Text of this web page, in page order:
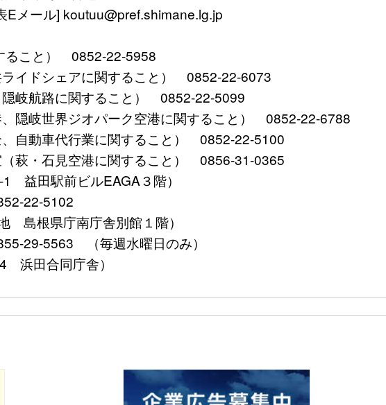
メール] koutuu@pref.shimane.lg.jp
ること） 0852-22-5958
ライドシェアに関すること） 0852-22-6073
隠岐航路に関すること） 0852-22-5099
、隠岐世界ジオパーク空港に関すること） 0852-22-6788
、自動車代行業に関すること） 0852-22-5100
（萩・石見空港に関すること） 0856-31-0365
1 益田駅前ビルEAGA３階）
22-5102
島根県庁南庁舎別館１階）
29-5563 （毎週水曜日のみ）
浜田合同庁舎）